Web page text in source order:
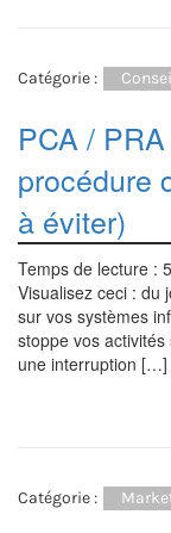
Catégorie :
PCA /
procédure
à éviter)
Temps de lecture : 5
Visualisez ceci : du
sur vos systèmes
stoppe vos
une interruption […]
Catégorie :